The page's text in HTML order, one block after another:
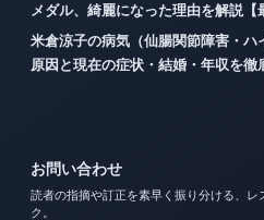
メダル、綺麗になった理由を解説【
米倉涼子の病気（仙腸関節障害・
原因と現在の症状・結婚・年収を徹
お問い合わせ
読者の指摘や訂正を素早く振り分ける、レ
ク。